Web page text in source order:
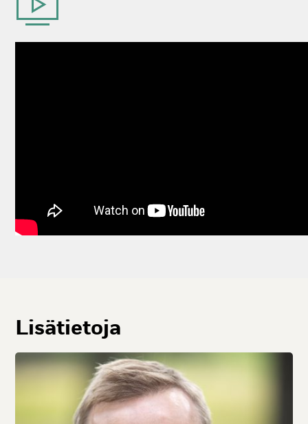
Li­sä­tie­to­ja